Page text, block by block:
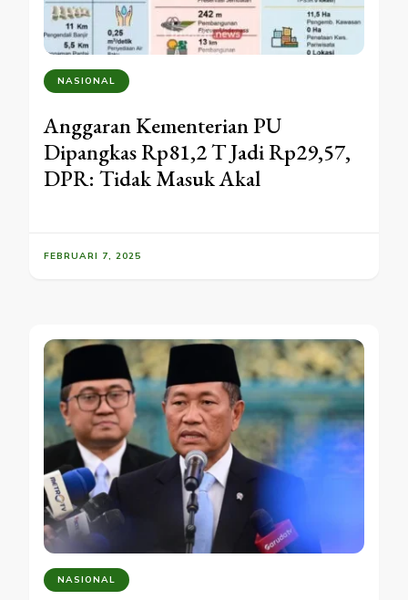
NASIONAL
Anggaran Kementerian PU
Dipangkas Rp81,2 T Jadi Rp29,57,
DPR: Tidak Masuk Akal
FEBRUARI 7, 2025
NASIONAL